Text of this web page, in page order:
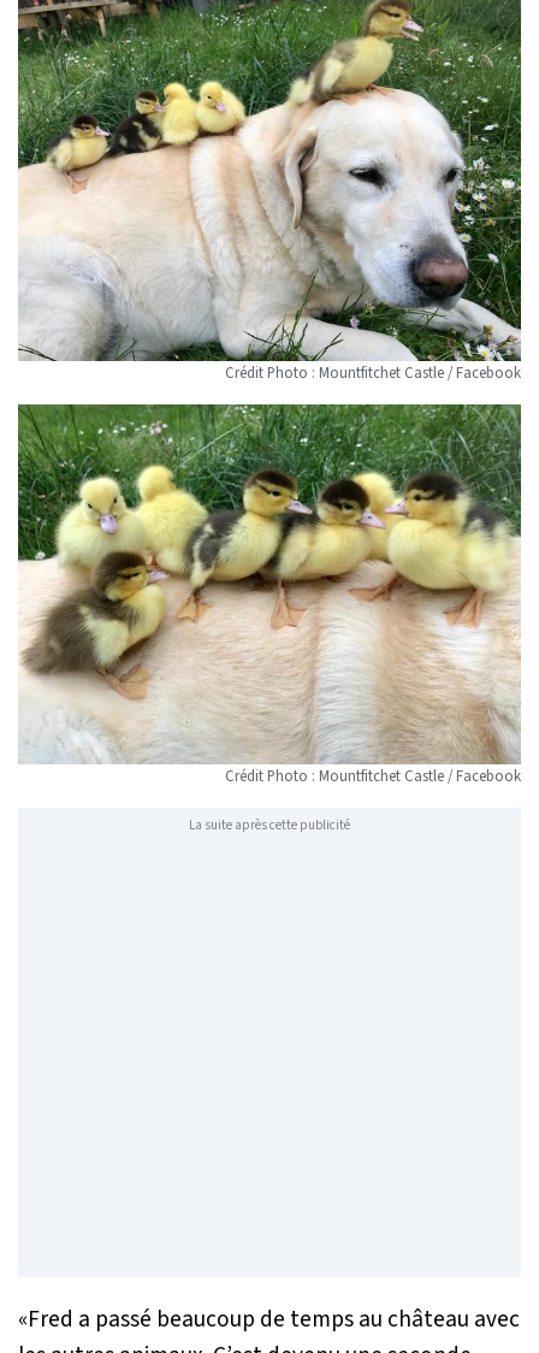
Crédit Photo : Mountfitchet Castle / Facebook
Crédit Photo : Mountfitchet Castle / Facebook
La suite après cette publicité
«Fred a passé beaucoup de temps au château avec